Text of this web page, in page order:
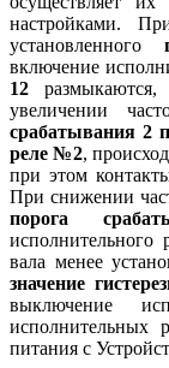
настройками.
установленного
включение
12
увеличении
срабатывания 2
реле №2,
при этом
При снижении
порога
вала менее
значение
выключение
исполнительных
питания с